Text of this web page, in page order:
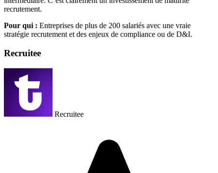
recrutement.
Pour qui : Entreprises de plus de 200 salariés avec une vraie
stratégie recrutement et des enjeux de compliance ou de D&I.
Recruitee
Recruitee